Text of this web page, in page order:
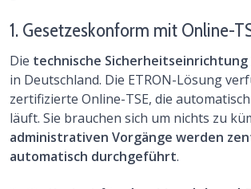
1. Gesetzeskonform mit Online-
Die technische Sicherheitseinrichtung
in Deutschland. Die ETRON-Lösung
zertifizierte Online-TSE, die
läuft. Sie brauchen sich um nichts zu
administrativen Vorgänge werden
automatisch durchgeführt.